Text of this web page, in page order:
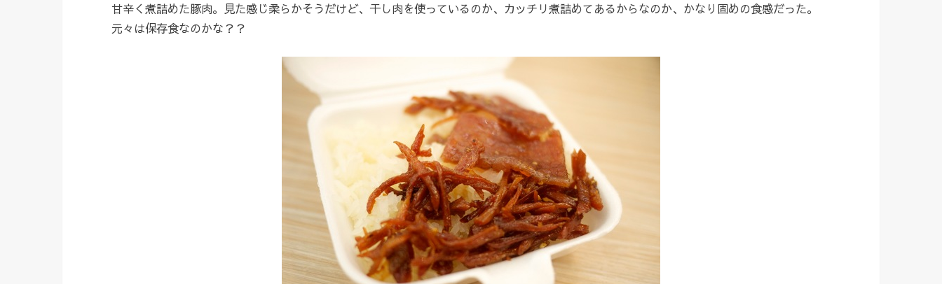
甘辛く煮詰めた豚肉。見た感じ柔らかそうだけど、干し肉を使っているのか、カッチリ煮詰めてあるからなのか、かなり固めの食感だった。
元々は保存食なのかな？？